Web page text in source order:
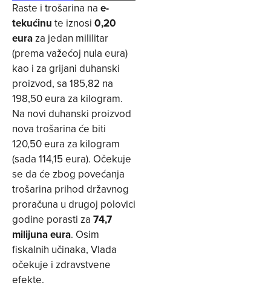
Raste i trošarina na e-
tekućinu te iznosi 0,20
euraza jedan mililitar
(prema važećoj nula eura)
kao i za grijani duhanski
proizvod, sa 185,82 na
198,50 eura za kilogram.
Na novi duhanski proizvod
nova trošarina će biti
120,50 eura za kilogram
(sada 114,15 eura). Očekuje
se da će zbog povećanja
trošarina prihod državnog
proračuna u drugoj polovici
godine porasti za 74,7
milijuna eura. Osim
fiskalnih učinaka, Vlada
očekuje i zdravstvene
efekte.